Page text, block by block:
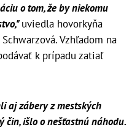
o tom, že by niekomu
uviedla hovorkyňa
Vzhľadom na
k prípadu zatiaľ
aj zábery z mestských
čin, išlo o nešťastnú náhodu.